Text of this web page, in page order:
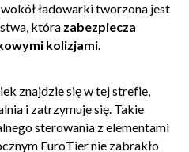
ładowarki tworzona jest
która zabezpiecza
kolizjami.
znajdzie się w tej strefie,
i zatrzymuje się. Takie
sterowania z elementami
EuroTier nie zabrakło